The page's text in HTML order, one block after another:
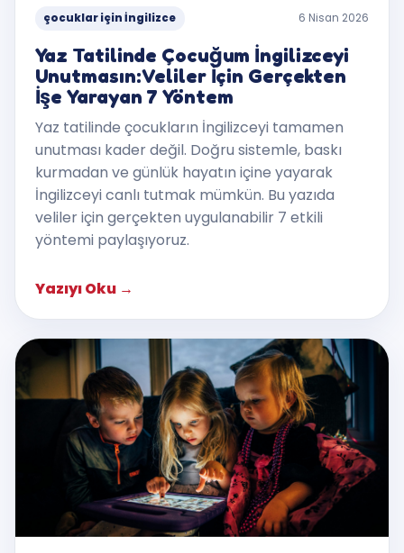
çocuklar için İngilizce 6 Nisan 2026
Yaz Tatilinde Çocuğum İngilizceyi
Unutmasın: Veliler İçin Gerçekten
İşe Yarayan 7 Yöntem
Yaz tatilinde çocukların İngilizceyi tamamen
unutması kader değil. Doğru sistemle, baskı
kurmadan ve günlük hayatın içine yayarak
İngilizceyi canlı tutmak mümkün. Bu yazıda
veliler için gerçekten uygulanabilir 7 etkili
yöntemi paylaşıyoruz.
Yazıyı Oku →